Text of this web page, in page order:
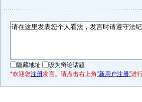
隐藏地址
设为辩论话题
*欢迎您注册发言。请点击右上角“新用户注册”进